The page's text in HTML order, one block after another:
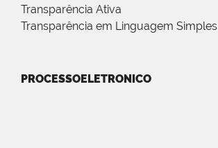
Transparência Ativa
Transparência em Linguagem Simples
PROCESSOELETRONICO